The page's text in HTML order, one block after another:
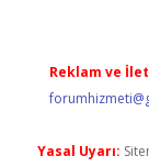
Reklam ve
Yasal Uyarı: